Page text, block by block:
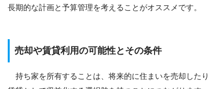
長期的な計画と予算管理を考えることがオススメです。
売却や賃貸利用の可能性とその条件
持ち家を所有することは、将来的に住まいを売却したり